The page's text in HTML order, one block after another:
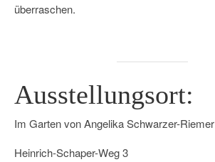
überraschen.
Ausstellungsort:
Im Garten von Angelika Schwarzer-Riemer
Heinrich-Schaper-Weg 3